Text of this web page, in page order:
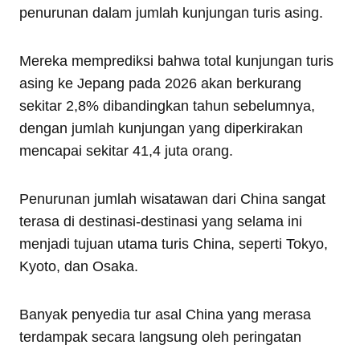
penurunan dalam jumlah kunjungan turis asing.
Mereka memprediksi bahwa total kunjungan turis
asing ke Jepang pada 2026 akan berkurang
sekitar 2,8% dibandingkan tahun sebelumnya,
dengan jumlah kunjungan yang diperkirakan
mencapai sekitar 41,4 juta orang.
Penurunan jumlah wisatawan dari China sangat
terasa di destinasi-destinasi yang selama ini
menjadi tujuan utama turis China, seperti Tokyo,
Kyoto, dan Osaka.
Banyak penyedia tur asal China yang merasa
terdampak secara langsung oleh peringatan